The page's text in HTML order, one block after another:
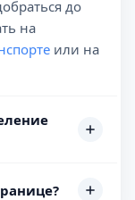
до
на
или на